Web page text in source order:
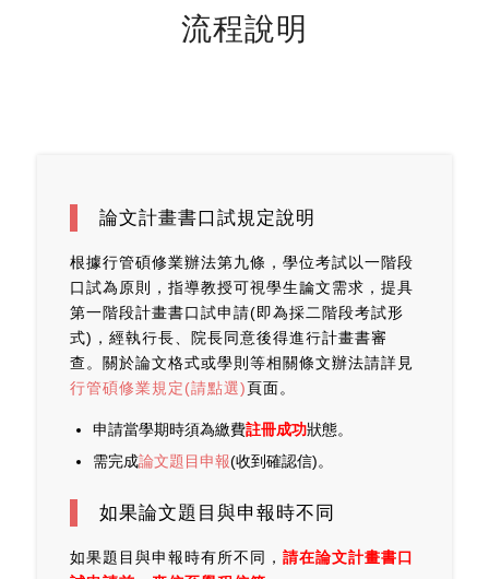
流程說明
論文計畫書口試規定說明
根據行管碩修業辦法第九條，學位考試以一階段
口試為原則，指導教授可視學生論文需求，提具
第一階段計畫書口試申請(即為採二階段考試形
式)，經執行長、院長同意後得進行計畫書審
查。關於論文格式或學則等相關條文辦法請詳見
行管碩修業規定(請點選)頁面。
申請當學期時須為繳費註冊成功狀態。
需完成論文題目申報(收到確認信)。
如果論文題目與申報時不同
如果題目與申報時有所不同， 請在論文計畫書口